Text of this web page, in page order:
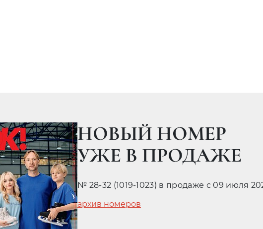
НОВЫЙ НОМЕР
УЖЕ В ПРОДАЖЕ
№ 28-32 (1019-1023) в продаже с 09 июля
архив номеров